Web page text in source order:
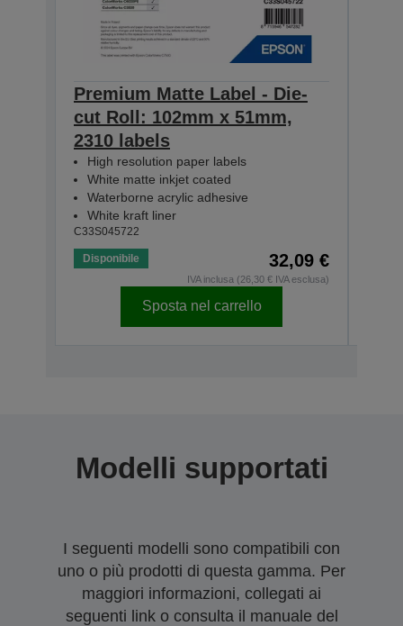
Premium Matte Label - Die-
cut Roll: 102mm x 51mm,
2310 labels
High resolution paper labels
White matte inkjet coated
Waterborne acrylic adhesive
White kraft liner
C33S045722
Disponibile 32,09 €
IVA inclusa (26,30 € IVA esclusa)
Sposta nel carrello
Modelli supportati
I seguenti modelli sono compatibili con
uno o più prodotti di questa gamma. Per
maggiori informazioni, collegati ai
seguenti link o consulta il manuale del